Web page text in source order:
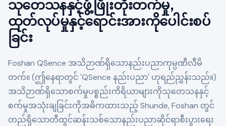
သုတေသနနှင့်ဖွံ့ဖြိုးတိုးတက်မှု,
ထုတ်လုပ်မှုနှင့်ရောင်းအားကိုပေါင်းစပ်
ခြင်း
Foshan QSence အသိဉာဏ်ရှိသောနည်းပညာကုမ္ပဏီလီမိ
တက်။ (ဤနေရာတွင် 'QSence နည်းပညာ' ဟုရည်ညွှန်းသည်။)
အသိဉာဏ်ရှိသောစက်မှုပစ္စည်းကိရိယာများကိုသုတေသနနှင့်
စက်မှုအသုံးချခြင်းကိုအဓိကထားသည့် Shunde, Foshan တွင်
တည်ရှိသောတီထွင်ဆန်းသစ်သောနည်းပညာဆိုင်ရာစီးပွားရေး